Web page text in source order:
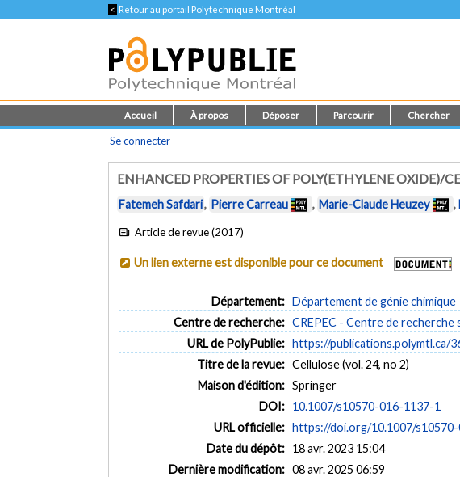
< Retour au portail Polytechnique Montréal
Accueil À propos Déposer Parcourir Chercher
Se connecter
ENHANCED PROPERTIES OF POLY(ETHYLENE OXIDE)/
Fatemeh Safdari, Pierre Carreau , Marie-Claude Heuzey ,
Article de revue (2017)
Un lien externe est disponible pour ce document
Département: Département de génie chimique
Centre de recherche: CREPEC - Centre de
URL de PolyPublie: https://publications.polymtl.ca/
Titre de la revue: Cellulose (vol. 24, no 2)
Maison d'édition: Springer
DOI: 10.1007/s10570-016-1137-1
URL officielle: https://doi.org/10.1007/
Date du dépôt: 18 avr. 2023 15:04
Dernière modification: 08 avr. 2025 06:59